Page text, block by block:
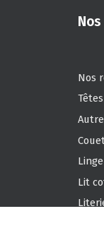
Nos
Autre
Lit